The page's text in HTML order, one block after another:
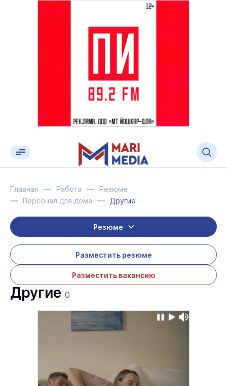
Главная Работа
Резюме
Персонал для дома
Другие
Разместить резюме
Разместить вакансию
Резюме
Другие 0